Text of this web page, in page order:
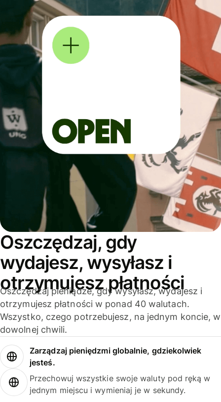
Oszczędzaj, gdy
wydajesz, wysyłasz i
otrzymujesz płatności
Oszczędzaj pieniądze, gdy wysyłasz, wydajesz i
otrzymujesz płatności w ponad 40 walutach.
Wszystko, czego potrzebujesz, na jednym koncie, w
dowolnej chwili.
Zarządzaj pieniędzmi globalnie, gdziekolwiek
jesteś.
Przechowuj wszystkie swoje waluty pod ręką w
jednym miejscu i wymieniaj je w sekundy.